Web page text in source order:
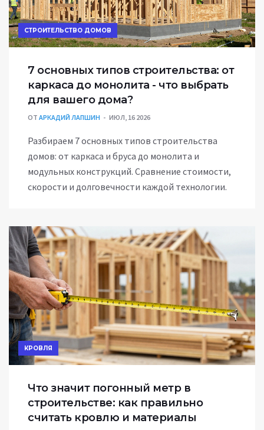
СТРОИТЕЛЬСТВО ДОМОВ
7 основных типов строительства: от
каркаса до монолита - что выбрать
для вашего дома?
ОТ АРКАДИЙ ЛАПШИН ИЮЛ, 16 2026
Разбираем 7 основных типов строительства
домов: от каркаса и бруса до монолита и
модульных конструкций. Сравнение стоимости,
скорости и долговечности каждой технологии.
КРОВЛЯ
Что значит погонный метр в
строительстве: как правильно
считать кровлю и материалы